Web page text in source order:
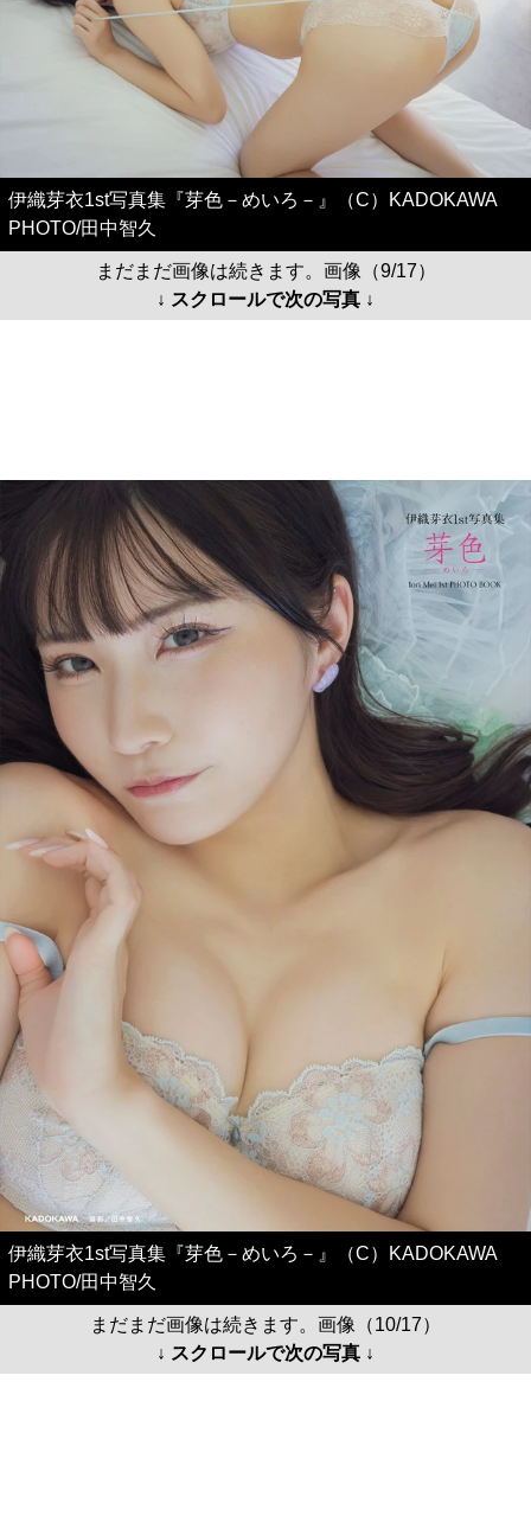
伊織芽衣1st写真集『芽色－めいろ－』（C）KADOKAWA
PHOTO/田中智久
まだまだ画像は続きます。画像（9/17）
↓ スクロールで次の写真 ↓
伊織芽衣1st写真集『芽色－めいろ－』（C）KADOKAWA
PHOTO/田中智久
まだまだ画像は続きます。画像（10/17）
↓ スクロールで次の写真 ↓